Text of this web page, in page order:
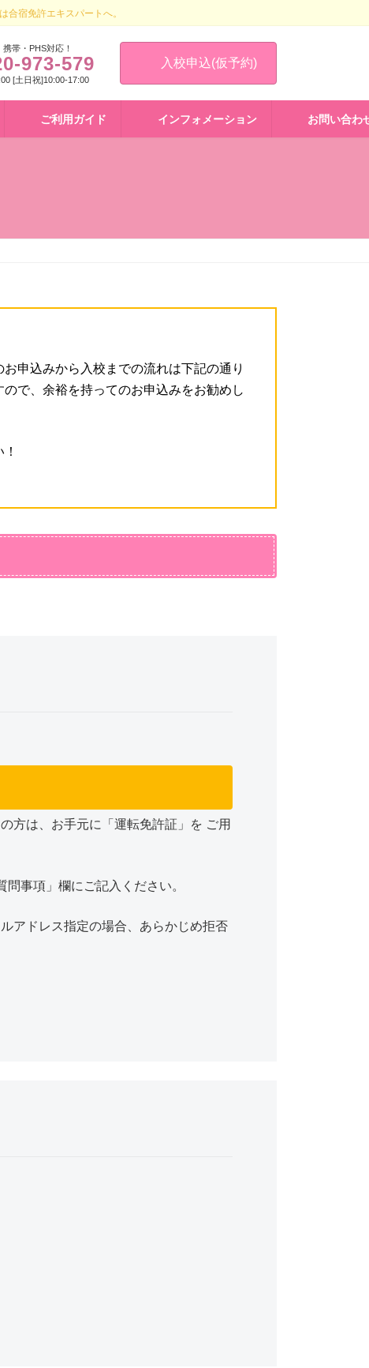
宿免許エキスパートへ。
帯・PHS対応！
973-579
[土日祝]10:00-17:00
入校申込(仮予約)
ご利用ガイド インフォメーション お問い合わ
申込みから入校までの流れは下記の通り
で、余裕を持ってのお申込みをお勧めし
方は、お手元に「運転免許証」を ご用
事項」欄にご記入ください。
アドレス指定の場合、あらかじめ拒否